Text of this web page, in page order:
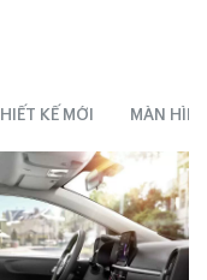
KẾ MỚI MÀN